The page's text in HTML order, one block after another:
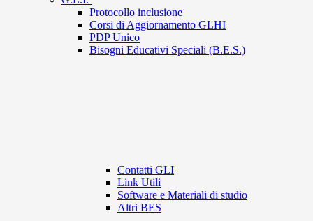
Protocollo inclusione
Corsi di Aggiornamento GLHI
PDP Unico
Bisogni Educativi Speciali (B.E.S.)
Contatti GLI
Link Utili
Software e Materiali di studio
Altri BES